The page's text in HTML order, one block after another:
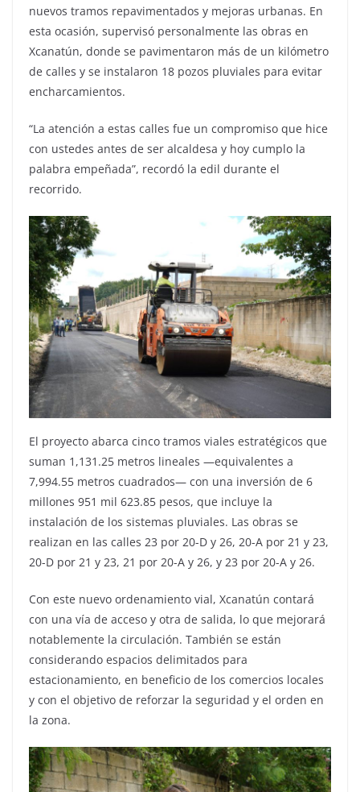
nuevos tramos repavimentados y mejoras urbanas. En
esta ocasión, supervisó personalmente las obras en
Xcanatún, donde se pavimentaron más de un kilómetro
de calles y se instalaron 18 pozos pluviales para evitar
encharcamientos.
“La atención a estas calles fue un compromiso que hice
con ustedes antes de ser alcaldesa y hoy cumplo la
palabra empeñada”, recordó la edil durante el
recorrido.
El proyecto abarca cinco tramos viales estratégicos que
suman 1,131.25 metros lineales —equivalentes a
7,994.55 metros cuadrados— con una inversión de 6
millones 951 mil 623.85 pesos, que incluye la
instalación de los sistemas pluviales. Las obras se
realizan en las calles 23 por 20-D y 26, 20-A por 21 y 23,
20-D por 21 y 23, 21 por 20-A y 26, y 23 por 20-A y 26.
Con este nuevo ordenamiento vial, Xcanatún contará
con una vía de acceso y otra de salida, lo que mejorará
notablemente la circulación. También se están
considerando espacios delimitados para
estacionamiento, en beneficio de los comercios locales
y con el objetivo de reforzar la seguridad y el orden en
la zona.